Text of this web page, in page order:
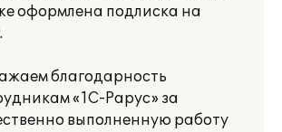
оформлена подлиска на
благодарность
«1С-Рарус» за
выполненную работу